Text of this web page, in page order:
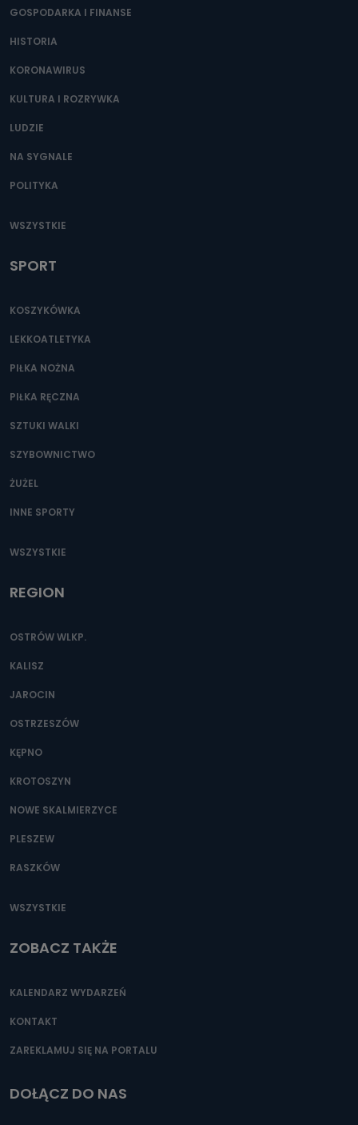
GOSPODARKA I FINANSE
HISTORIA
KORONAWIRUS
KULTURA I ROZRYWKA
LUDZIE
NA SYGNALE
POLITYKA
WSZYSTKIE
SPORT
KOSZYKÓWKA
LEKKOATLETYKA
PIŁKA NOŻNA
PIŁKA RĘCZNA
SZTUKI WALKI
SZYBOWNICTWO
ŻUŻEL
INNE SPORTY
WSZYSTKIE
REGION
OSTRÓW WLKP.
KALISZ
JAROCIN
OSTRZESZÓW
KĘPNO
KROTOSZYN
NOWE SKALMIERZYCE
PLESZEW
RASZKÓW
WSZYSTKIE
ZOBACZ TAKŻE
KALENDARZ WYDARZEŃ
KONTAKT
ZAREKLAMUJ SIĘ NA PORTALU
DOŁĄCZ DO NAS